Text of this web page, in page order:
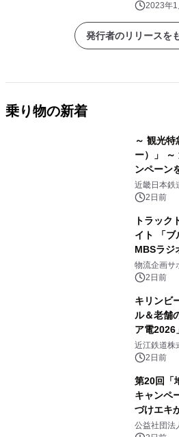
2023年1
発行者のリリースを
乗り物の新着
～ 観光
ー）」 ～
ンペーン
近畿日本鉄
2日前
トラック
イト 「
MBSラジ
にて8月1
物流企画サ
2日前
キリンビ
ル＆老舗
ア電2026
「長濱浪
番搾り飲
近江鉄道株
2日前
第20回「
キャンペ
づけエキ
もに。
公益社団法